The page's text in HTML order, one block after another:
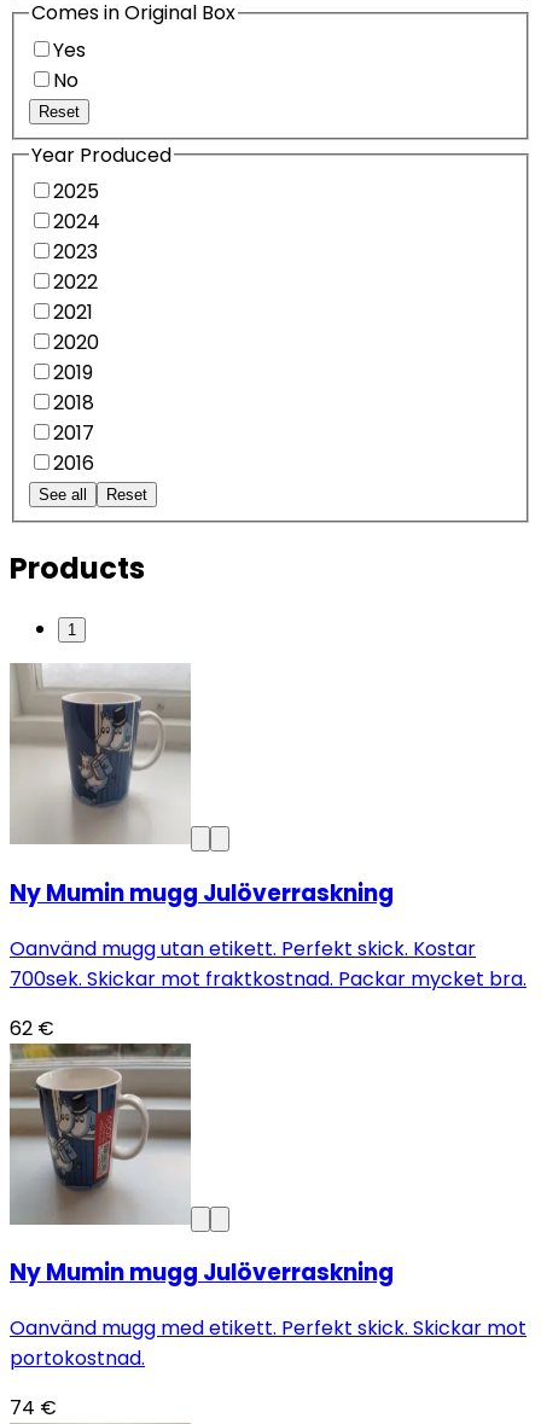
Comes in Original Box
Yes
No
Reset
Year Produced
2025
2024
2023
2022
2021
2020
2019
2018
2017
2016
See all Reset
Products
1
Ny Mumin mugg Julöverraskning
Oanvänd mugg utan etikett. Perfekt skick. Kostar
700sek. Skickar mot fraktkostnad. Packar mycket bra.
62 €
Ny Mumin mugg Julöverraskning
Oanvänd mugg med etikett. Perfekt skick. Skickar mot
portokostnad.
74 €